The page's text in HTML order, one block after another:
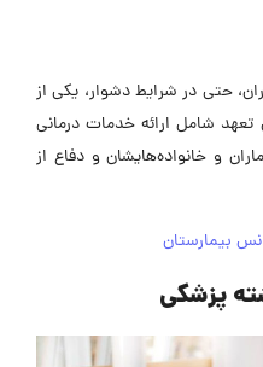
حتی در شرایط دشوار، یکی از
شامل ارائه خدمات درمانی
و خانواده‌هایشان و دفاع از
بیمارستان
پزشکی